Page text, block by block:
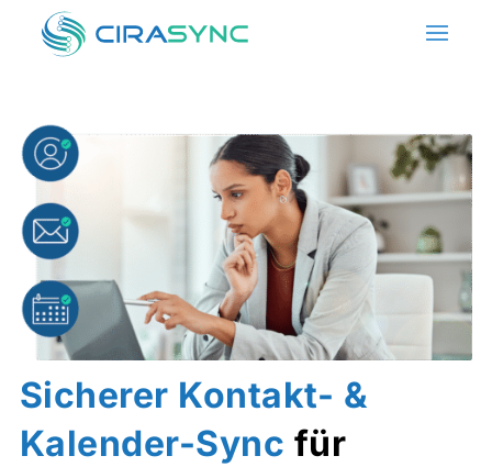
Sicherer Kontakt- &
Kalender-Sync für